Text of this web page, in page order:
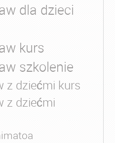
dla dzieci
kurs
szkolenie
z dziećmi kurs
z dziećmi